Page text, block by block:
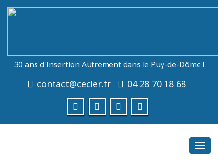
30 ans d'Insertion Autrement dans le Puy-de-Dôme !
contact@cecler.fr 04 28 70 18 68